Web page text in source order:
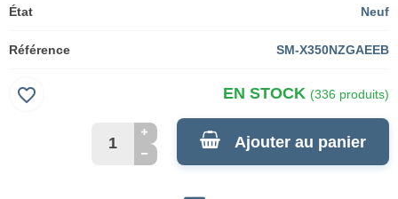
État Neuf
Référence SM-X350NZGAEEB
EN STOCK (336 produits)
Ajouter au panier
favorite_border